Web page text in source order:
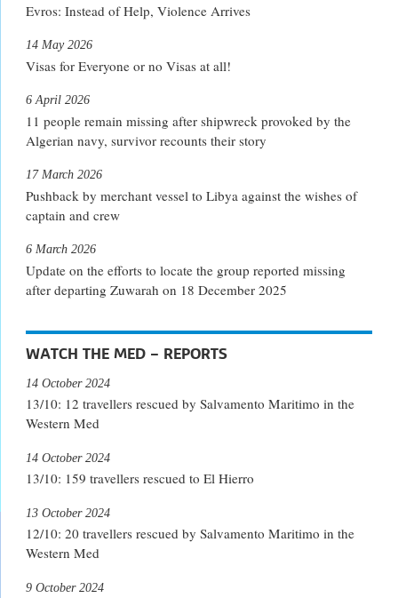
Evros: Instead of Help, Violence Arrives
Visas for Everyone or no Visas at all!
14 May 2026
11 people remain missing after shipwreck provoked by the
Algerian navy, survivor recounts their story
6 April 2026
Pushback by merchant vessel to Libya against the wishes of
captain and crew
17 March 2026
Update on the efforts to locate the group reported missing
after departing Zuwarah on 18 December 2025
6 March 2026
WATCH THE MED – REPORTS
13/10: 12 travellers rescued by Salvamento Maritimo in the
Western Med
14 October 2024
13/10: 159 travellers rescued to El Hierro
14 October 2024
12/10: 20 travellers rescued by Salvamento Maritimo in the
Western Med
13 October 2024
9 October 2024